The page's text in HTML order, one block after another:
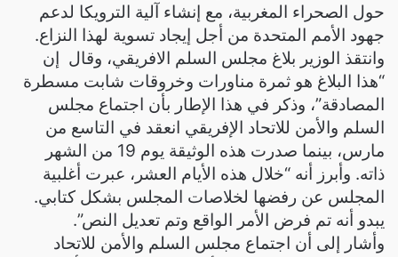
حول الصحراء المغربية، مع إنشاء آلية الترويكا لدعم
جهود الأمم المتحدة من أجل إيجاد تسوية لهذا النزاع.
وانتقذ الوزير بلاغ مجلس السلم الافريقي، وقال إن
“هذا البلاغ هو ثمرة مناورات وخروقات شابت مسطرة
المصادقة”، وذكر في هذا الإطار بأن اجتماع مجلس
اﻟﺴﻠﻢ واﻷﻣﻦ ﻟﻼﺗﺤﺎد اﻹﻓﺮﻳﻘﻲ انعقد في التاسع من
مارس، بينما صدرت هذه الوثيقة يوم 19 من الشهر
ذاته. وأبرز أنه “خلال هذه الأيام العشر، عبرت أغلبية
المجلس عن رفضها لخلاصات المجلس بشكل كتابي.
يبدو أنه تم فرض الأمر الواقع وتم تعديل النص”.
وأشار إلى أن اجتماع مجلس اﻟﺴﻠﻢ واﻷﻣﻦ ﻟﻼﺗﺤﺎد